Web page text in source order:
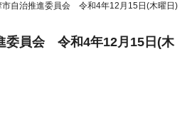
市自治推進委員会 令和4年12月15日(木曜日)
委員会 令和4年12月15日(木